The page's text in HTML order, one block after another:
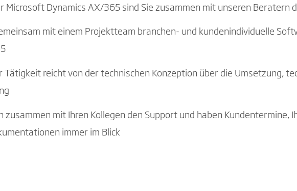
Microsoft Dynamics AX/365 sind Sie zusammen mit unseren Beratern
mit einem Projektteam branchen- und kundenindividuelle
Tätigkeit reicht von der technischen Konzeption über die Umsetzung,
zusammen mit Ihren Kollegen den Support und haben Kundentermine,
immer im Blick